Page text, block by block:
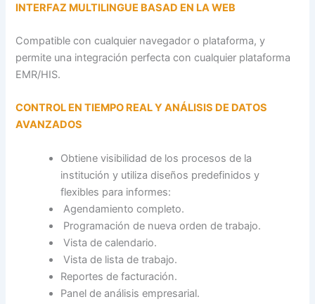
INTERFAZ MULTILINGUE BASAD EN LA WEB
Compatible con cualquier navegador o plataforma, y
permite una integración perfecta con cualquier plataforma
EMR/HIS.
CONTROL EN TIEMPO REAL Y ANÁLISIS DE DATOS
AVANZADOS
Obtiene visibilidad de los procesos de la
institución y utiliza diseños predefinidos y
flexibles para informes:
Agendamiento completo.
Programación de nueva orden de trabajo.
Vista de calendario.
Vista de lista de trabajo.
Reportes de facturación.
Panel de análisis empresarial.